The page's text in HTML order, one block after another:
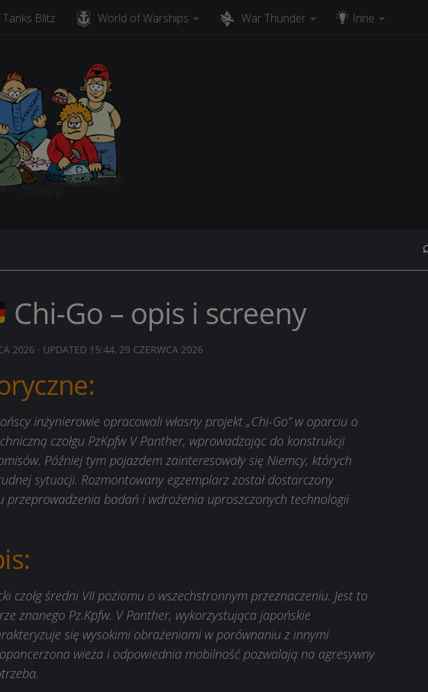
Blitz World of Warships War Thunder Inne
Chi-Go – opis i screeny
2026 · UPDATED 15:44, 29 CZERWCA 2026
inżynierowie opracowali własny projekt „Chi-Go” w oparciu o
czołgu PzKpfw V Panther, wprowadzając do konstrukcji
Później tym pojazdem zainteresowały się Niemcy, których
sytuacji. Rozmontowany egzemplarz został dostarczony
przeprowadzenia badań i wdrożenia uproszczonych technologii
czołg średni VII poziomu o wszechstronnym przeznaczeniu. Jest to
znanego Pz.Kpfw. V Panther, wykorzystująca japońskie
się wysokimi obrażeniami w porównaniu z innymi
wieża i odpowiednia mobilność pozwalają na agresywny